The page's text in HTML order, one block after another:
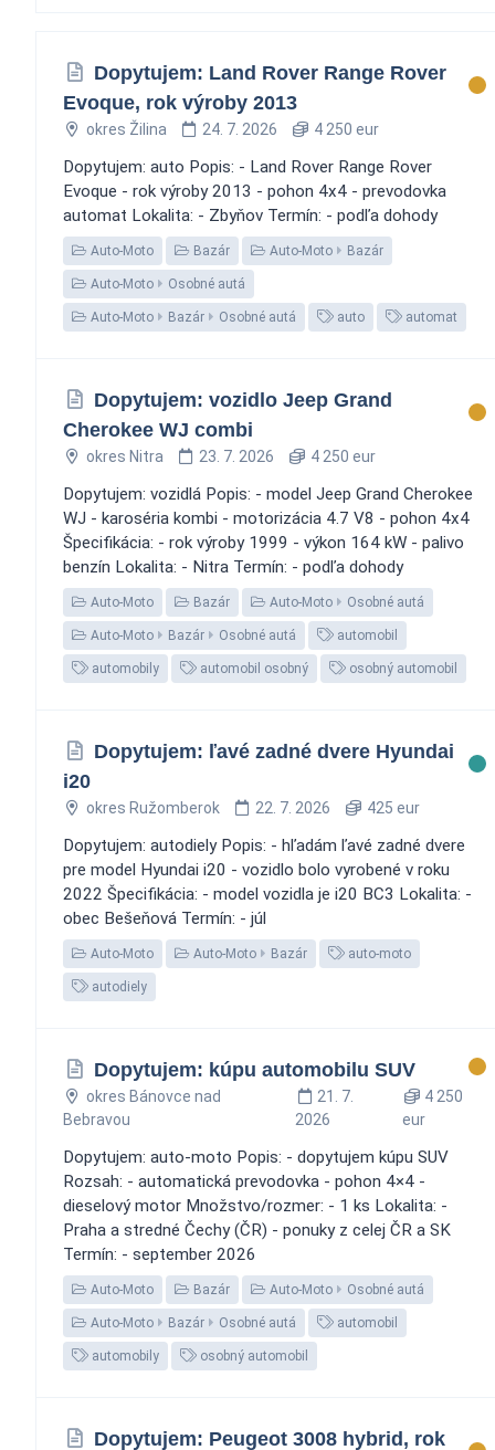
Dopytujem: Land Rover Range Rover
Evoque, rok výroby 2013
okres Žilina 24. 7. 2026 4 250 eur
Dopytujem: auto Popis: - Land Rover Range Rover
Evoque - rok výroby 2013 - pohon 4x4 - prevodovka
automat Lokalita: - Zbyňov Termín: - podľa dohody
Auto-Moto Bazár Auto-Moto Bazár
Auto-Moto Osobné autá
Auto-Moto Bazár Osobné autá auto automat
Dopytujem: vozidlo Jeep Grand
Cherokee WJ combi
okres Nitra 23. 7. 2026 4 250 eur
Dopytujem: vozidlá Popis: - model Jeep Grand Cherokee
WJ - karoséria kombi - motorizácia 4.7 V8 - pohon 4x4
Špecifikácia: - rok výroby 1999 - výkon 164 kW - palivo
benzín Lokalita: - Nitra Termín: - podľa dohody
Auto-Moto Bazár Auto-Moto Osobné autá
Auto-Moto Bazár Osobné autá automobil
automobily automobil osobný osobný automobil
Dopytujem: ľavé zadné dvere Hyundai
i20
okres Ružomberok 22. 7. 2026 425 eur
Dopytujem: autodiely Popis: - hľadám ľavé zadné dvere
pre model Hyundai i20 - vozidlo bolo vyrobené v roku
2022 Špecifikácia: - model vozidla je i20 BC3 Lokalita: -
obec Bešeňová Termín: - júl
Auto-Moto Auto-Moto Bazár auto-moto
autodiely
Dopytujem: kúpu automobilu SUV
okres Bánovce nad
Bebravou
21. 7.
2026
4 250
eur
Dopytujem: auto-moto Popis: - dopytujem kúpu SUV
Rozsah: - automatická prevodovka - pohon 4×4 -
dieselový motor Množstvo/rozmer: - 1 ks Lokalita: -
Praha a stredné Čechy (ČR) - ponuky z celej ČR a SK
Termín: - september 2026
Auto-Moto Bazár Auto-Moto Osobné autá
Auto-Moto Bazár Osobné autá automobil
automobily osobný automobil
Dopytujem: Peugeot 3008 hybrid, rok